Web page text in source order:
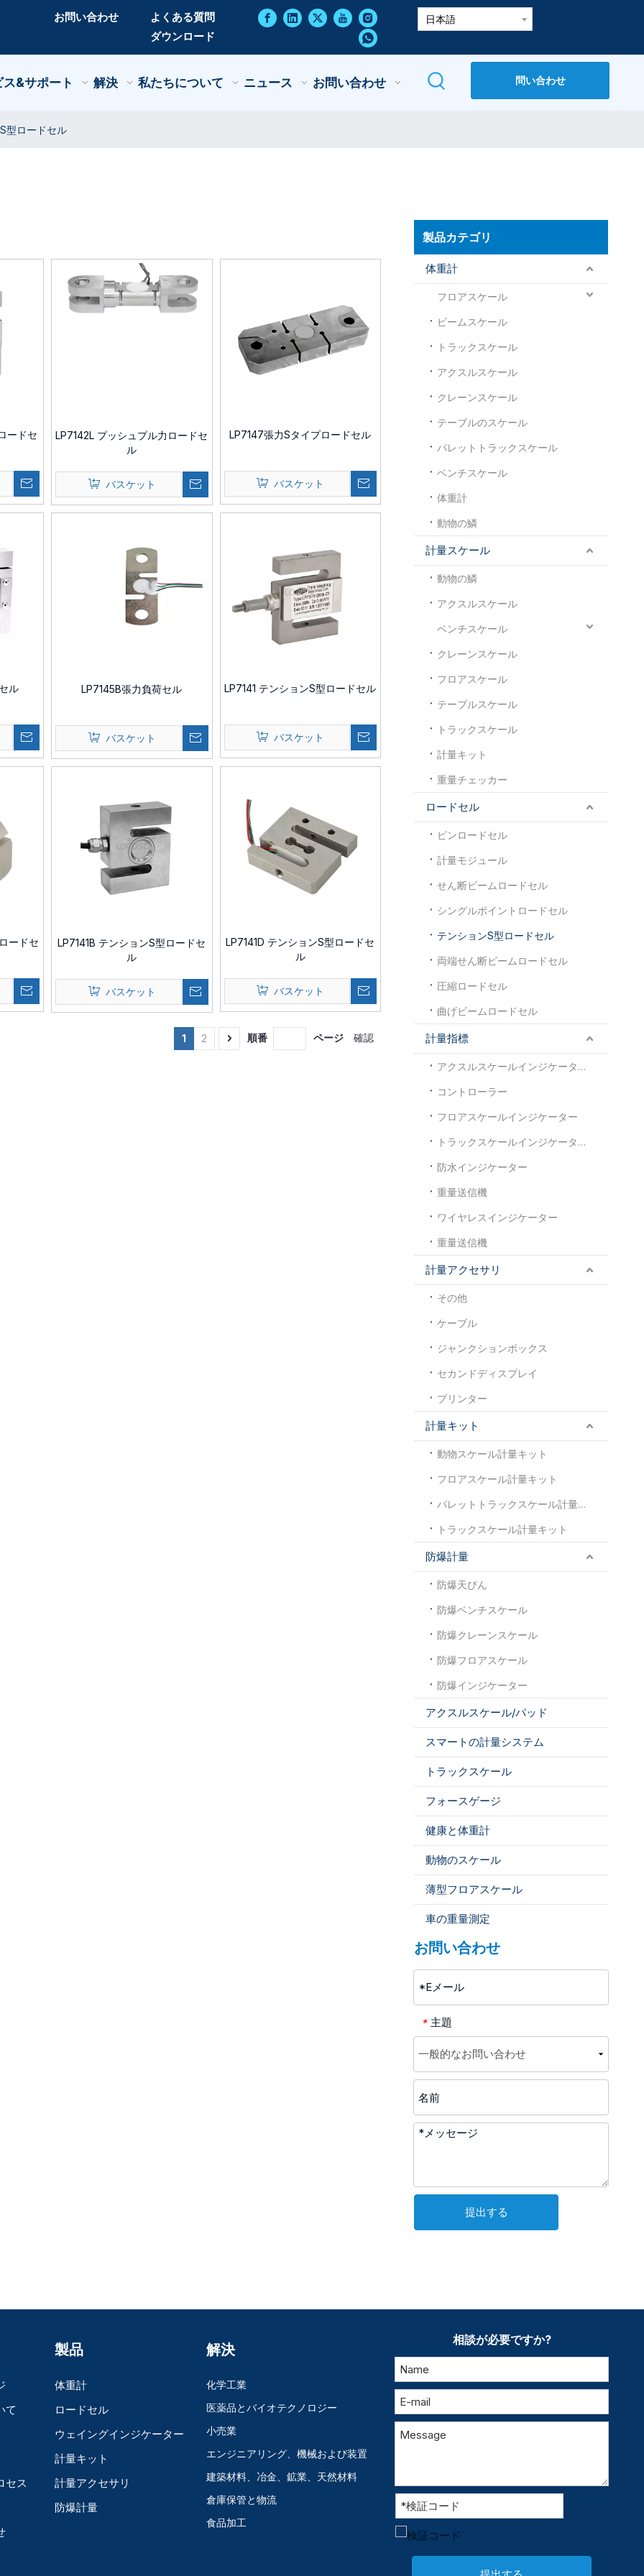
お問い合わせ
よくある質問
ダウンロード
日本語
&サポート 解決 私たちについて ニュース お問い合わせ 問い合わせ
型ロードセル
ードセ
LP7142L プッシュプル力ロードセ
ル
バスケット
LP7147張力Sタイプロードセル
バスケット
ル LP7145B張力負荷セル
バスケット
LP7141 テンションS型ロードセル
バスケット
ードセ
LP7141B テンションS型ロードセ
ル
バスケット
LP7141D テンションS型ロードセ
ル
バスケット
1 2 順番 ページ 確認
製品カテゴリ
体重計
フロアスケール
ビームスケール
トラックスケール
アクスルスケール
クレーンスケール
テーブルのスケール
パレットトラックスケール
ベンチスケール
体重計
動物の鱗
計量スケール
動物の鱗
アクスルスケール
ベンチスケール
クレーンスケール
フロアスケール
テーブルスケール
トラックスケール
計量キット
重量チェッカー
ロードセル
ピンロードセル
計量モジュール
せん断ビームロードセル
シングルポイントロードセル
テンションS型ロードセル
両端せん断ビームロードセル
圧縮ロードセル
曲げビームロードセル
計量指標
アクスルスケールインジケーター
コントローラー
フロアスケールインジケーター
トラックスケールインジケーター
防水インジケーター
重量送信機
ワイヤレスインジケーター
重量送信機
計量アクセサリ
その他
ケーブル
ジャンクションボックス
セカンドディスプレイ
プリンター
計量キット
動物スケール計量キット
フロアスケール計量キット
パレットトラックスケール計量キット
トラックスケール計量キット
防爆計量
防爆天びん
防爆ベンチスケール
防爆クレーンスケール
防爆フロアスケール
防爆インジケーター
アクスルスケール/パッド
スマートの計量システム
トラックスケール
フォースゲージ
健康と体重計
動物のスケール
薄型フロアスケール
車の重量測定
お問い合わせ
* 主題
提出する
て
セス
製品
体重計
ロードセル
ウェイングインジケーター
計量キット
計量アクセサリ
防爆計量
解決
化学工業
医薬品とバイオテクノロジー
小売業
エンジニアリング、機械および装置
建築材料、冶金、鉱業、天然材料
倉庫保管と物流
食品加工
相談が必要ですか?